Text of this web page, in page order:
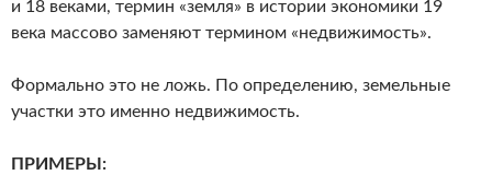
и 18 веками, термин «земля» в истории экономики 19
века массово заменяют термином «недвижимость».
Формально это не ложь. По определению, земельные
участки это именно недвижимость.
ПРИМЕРЫ: